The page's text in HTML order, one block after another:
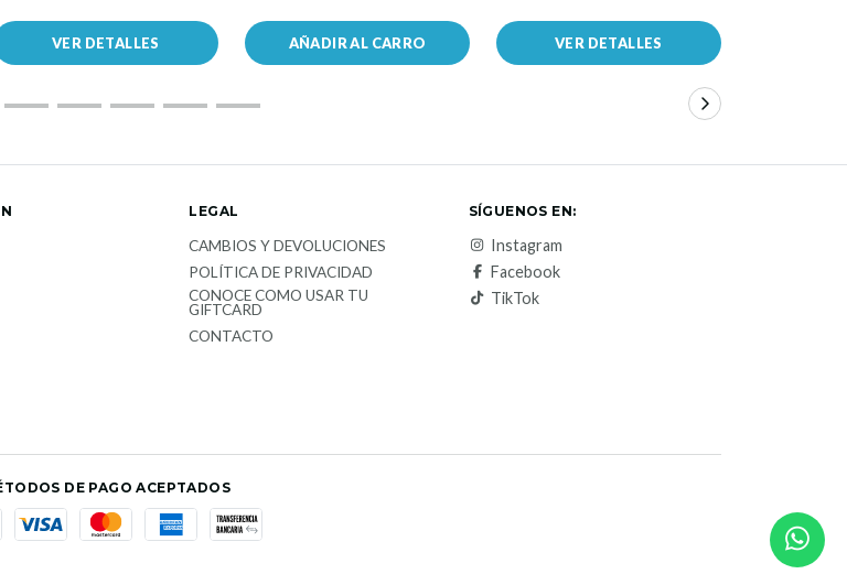
VER DETALLES AÑADIR AL CARRO VER DETALLES
LEGAL
CAMBIOS Y DEVOLUCIONES
POLÍTICA DE PRIVACIDAD
CONOCE COMO USAR TU
GIFTCARD
CONTACTO
SÍGUENOS EN:
Instagram
Facebook
TikTok
DE PAGO ACEPTADOS